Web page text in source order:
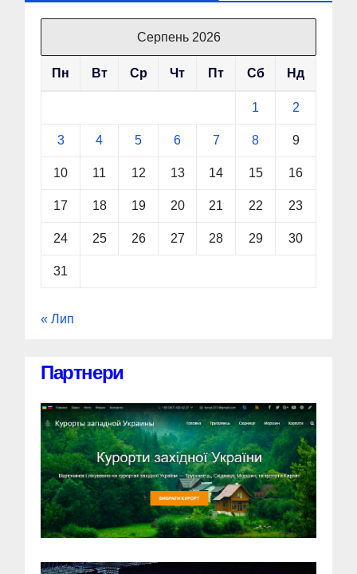
Серпень 2026
Пн Вт Ср Чт Пт Сб Нд
1 2
3 4 5 6 7 8 9
10 11 12 13 14 15 16
17 18 19 20 21 22 23
24 25 26 27 28 29 30
31
« Лип
Партнери